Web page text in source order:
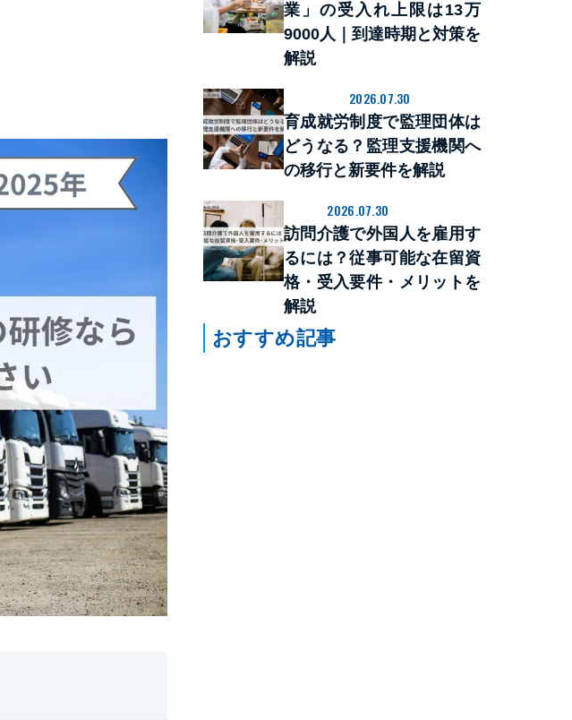
業」の受入れ上限は13万
9000人｜到達時期と対策を
解説
2026.07.30
育成就労制度で監理団体は
どうなる？監理支援機関へ
の移行と新要件を解説
2026.07.30
訪問介護で外国人を雇用す
るには？従事可能な在留資
格・受入要件・メリットを
解説
おすすめ記事